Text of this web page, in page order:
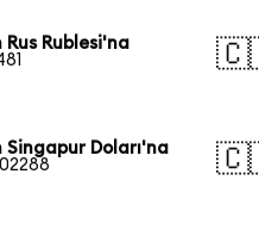
Rublesi'na
Doları'na